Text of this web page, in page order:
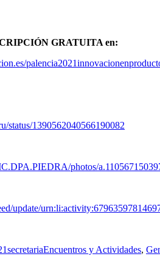
GRATUITA en:
status/1390562040566190082
photos/
update/
Autor
secretariaCategorías
Encuentros y Actividades,